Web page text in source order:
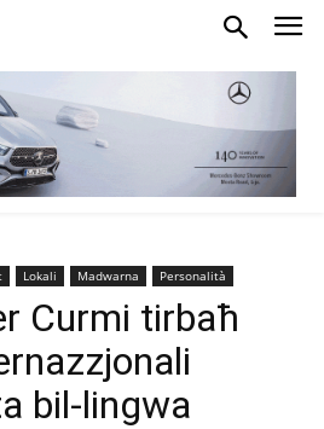
Lokali Madwarna Personalità
Curmi tirbaħ
bil-lingwa